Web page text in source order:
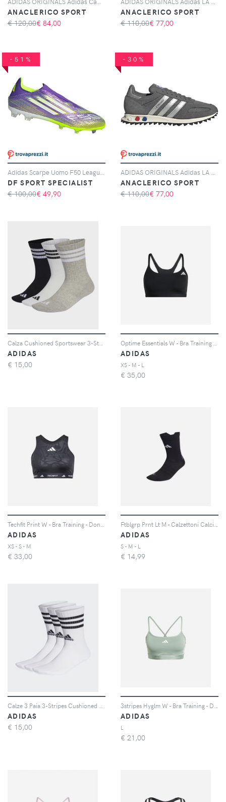
ANACLERICO SPORT
€ 120,00€ 84,00
ANACLERICO SPORT
€ 110,00€ 77,00
-51%
DF SPORT SPECIALIST
€ 100,00€ 49,90
-30%
ANACLERICO SPORT
€ 110,00€ 77,00
ADIDAS
€ 15,00
ADIDAS
XS - M - L
€ 35,00
ADIDAS
XS - S - M
€ 33,00
ADIDAS
S - M - L
€ 14,99
ADIDAS
€ 15,00
ADIDAS
L
€ 21,00